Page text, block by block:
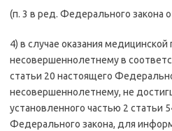
(п. 3 в ред. Федерального закона
4) в случае оказания
несовершеннолетнему в
статьи 20 настоящего
несовершеннолетнему, не
установленного частью 2 статьи
Федерального закона, для